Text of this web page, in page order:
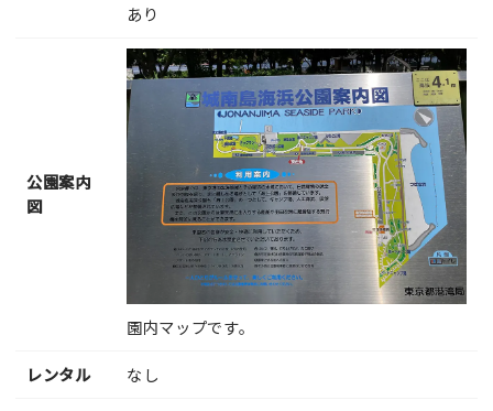
あり
公園案内
図
園内マップです。
レンタル なし